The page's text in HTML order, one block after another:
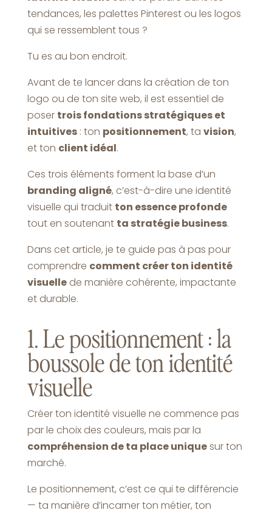
tendances, les palettes Pinterest ou les logos
qui se ressemblent tous ?
Tu es au bon endroit.
Avant de te lancer dans la création de ton
logo ou de ton site web, il est essentiel de
poser trois fondations stratégiques et
intuitives: ton positionnement, ta vision,
et ton client idéal.
Ces trois éléments forment la base d’un
branding aligné, c’est-à-dire une identité
visuelle qui traduit ton essence profonde
tout en soutenant ta stratégie business.
Dans cet article, je te guide pas à pas pour
comprendre comment créer ton identité
visuellede manière cohérente, impactante
et durable.
1. Le positionnement : la
boussole de ton identité
visuelle
Créer ton identité visuelle ne commence pas
par le choix des couleurs, mais par la
compréhension de ta place uniquesur ton
marché.
Le positionnement, c’est ce qui te différencie
— ta manière d’incarner ton métier, ton